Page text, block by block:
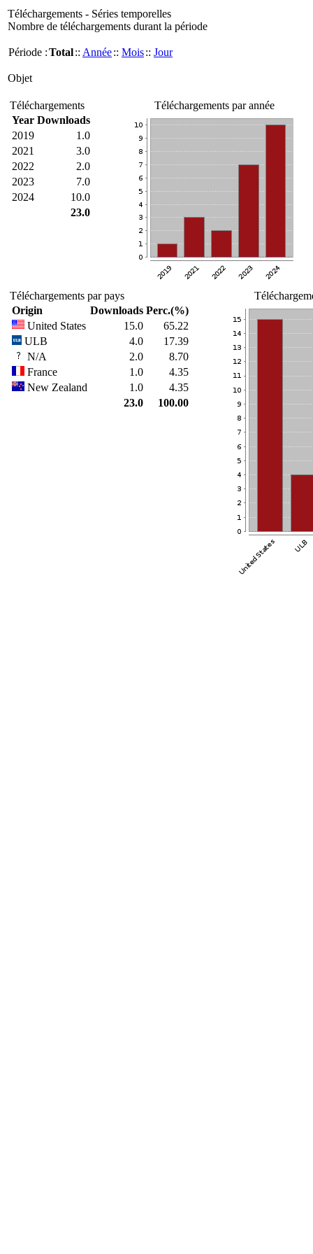
Téléchargements - Séries temporelles
Nombre de téléchargements durant la période
Période :Total:: Année:: Mois:: Jour
Objet
Téléchargements
Year Downloads
2019
1.0
2021
3.0
2022
2.0
2023
7.0
2024
10.0
23.0
Téléchargements par année
Téléchargements par pays
Origin
Downloads Perc.(%)
United States
15.0
65.22
ULB
4.0
17.39
N/A
2.0
8.70
France
1.0
4.35
New Zealand
1.0
4.35
23.0
100.00